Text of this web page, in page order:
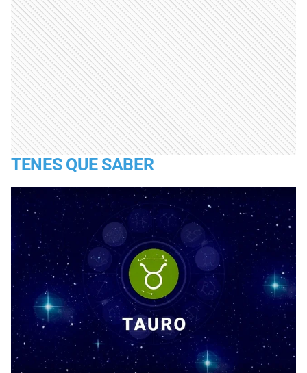
TENES QUE SABER